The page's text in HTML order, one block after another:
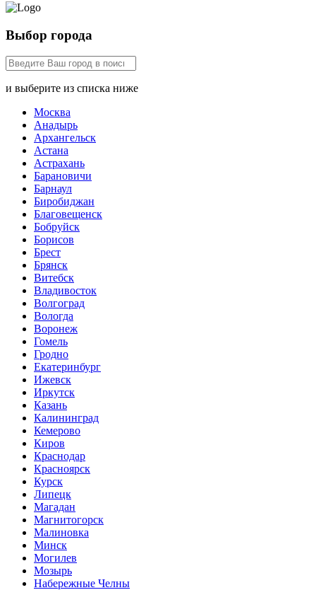
Выбор города
и выберите из списка ниже
Москва
Анадырь
Архангельск
Астана
Астрахань
Барановичи
Барнаул
Биробиджан
Благовещенск
Бобруйск
Борисов
Брест
Брянск
Витебск
Владивосток
Волгоград
Вологда
Воронеж
Гомель
Гродно
Екатеринбург
Ижевск
Иркутск
Казань
Калининград
Кемерово
Киров
Краснодар
Красноярск
Курск
Липецк
Магадан
Магнитогорск
Малиновка
Минск
Могилев
Мозырь
Набережные Челны